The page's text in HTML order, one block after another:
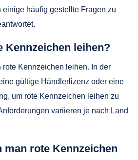
einige häufig gestellte Fragen zu
Kennzeichen leihen?
rote Kennzeichen leihen. In der
gültige Händlerlizenz oder eine
um rote Kennzeichen leihen zu
variieren je nach Land
man rote Kennzeichen